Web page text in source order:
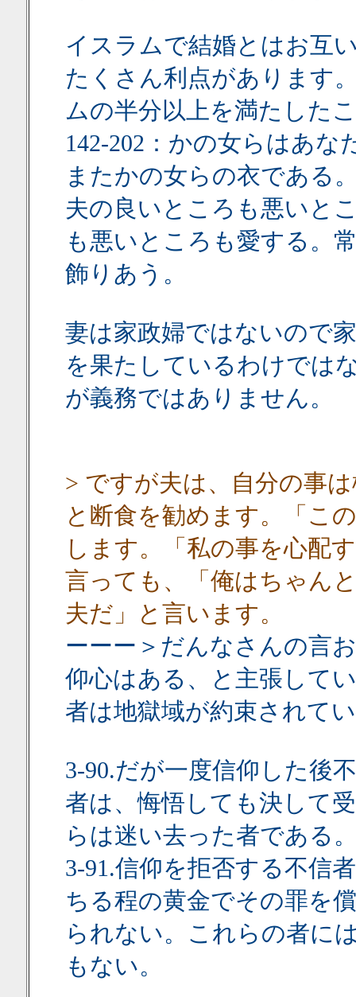
イスラムで結婚とはお互
たくさん利点があります
ムの半分以上を満たした
142-202：かの女らはあ
またかの女らの衣である
夫の良いところも悪いと
も悪いところも愛する。
飾りあう。
妻は家政婦ではないので
を果たしているわけでは
が義務ではありません。
> ですが夫は、自分の事
と断食を勧めます。「こ
します。「私の事を心配
言っても、「俺はちゃん
夫だ」と言います。
ーーー＞だんなさんの言
仰心はある、と主張して
者は地獄域が約束されて
3-90.だが一度信仰した後
者は、悔悟しても決して
らは迷い去った者である
3-91.信仰を拒否する不信
ちる程の黄金でその罪を
られない。これらの者に
もない。